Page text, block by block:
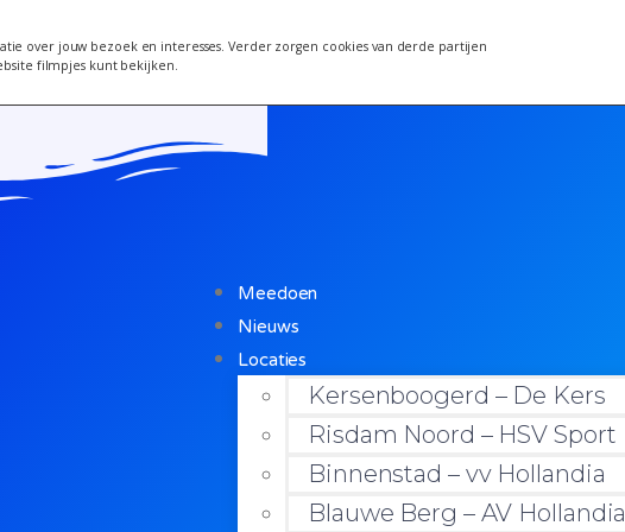
over jouw bezoek en interesses. Verder zorgen cookies van derde partijen
filmpjes kunt bekijken.
van 24 juni wordt een week verplaatst i.v.m. warmte.
Meedoen
Nieuws
Locaties
Kersenboogerd – De Kers
Risdam Noord – HSV Sport
Binnenstad – vv Hollandia
Blauwe Berg – AV Hollandia